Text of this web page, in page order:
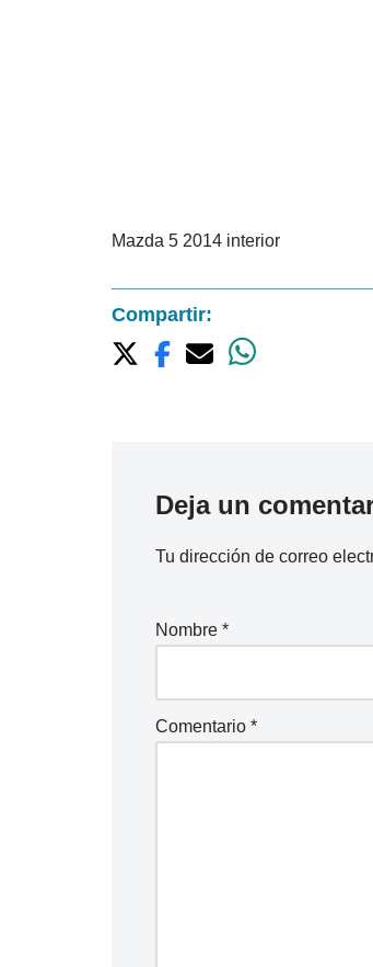
Mazda 5 2014 interior
Compartir:
Deja un
Tu dirección de correo
Nombre *
Comentario *